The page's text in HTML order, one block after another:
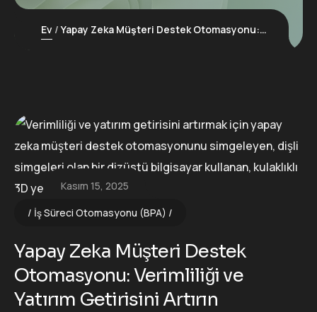
Ev Yapay Zeka Müşteri Destek Otomasyonu: Verimliliği ve Yatırım Getirisini Artırın
Kasım 15, 2025
İş Süreci Otomasyonu (BPA)
Yapay Zeka Müşteri Destek
Otomasyonu: Verimliliği ve
Yatırım Getirisini Artırın